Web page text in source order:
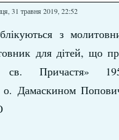
31 травня 2019, 22:52
з
для дітей, що
Причастя»
о. Дамаскином